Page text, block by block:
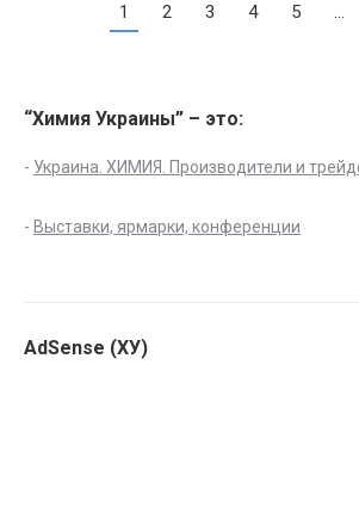
1 2 3 4 5 …
“Химия Украины” – это:
- Украина. ХИМИЯ. Производители и
- Выставки, ярмарки, конференции
AdSense (ХУ)